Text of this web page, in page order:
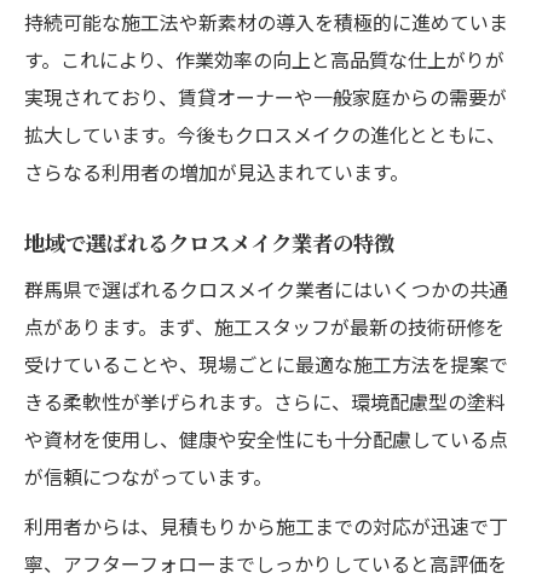
持続可能な施工法や新素材の導入を積極的に進めていま
す。これにより、作業効率の向上と高品質な仕上がりが
実現されており、賃貸オーナーや一般家庭からの需要が
拡大しています。今後もクロスメイクの進化とともに、
さらなる利用者の増加が見込まれています。
地域で選ばれるクロスメイク業者の特徴
群馬県で選ばれるクロスメイク業者にはいくつかの共通
点があります。まず、施工スタッフが最新の技術研修を
受けていることや、現場ごとに最適な施工方法を提案で
きる柔軟性が挙げられます。さらに、環境配慮型の塗料
や資材を使用し、健康や安全性にも十分配慮している点
が信頼につながっています。
利用者からは、見積もりから施工までの対応が迅速で丁
寧、アフターフォローまでしっかりしていると高評価を